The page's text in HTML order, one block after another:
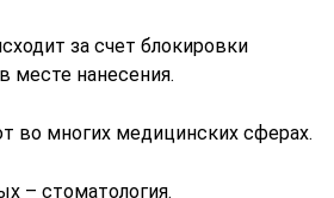
за счет блокировки
месте нанесения.
во многих медицинских сферах.
– стоматология.